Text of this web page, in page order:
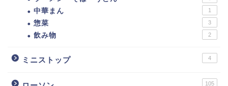
中華まん 1
惣菜 3
飲み物 2
ミニストップ 4
105